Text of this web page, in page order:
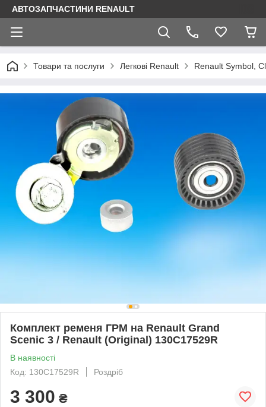
АВТОЗАПЧАСТИНИ RENAULT
Товари та послуги Легкові Renault Renault Symbol,
Комплект ременя ГРМ на Renault Grand
Scenic 3 / Renault (Original) 130C17529R
В наявності
Код: 130C17529R
Роздріб
3 300 ₴